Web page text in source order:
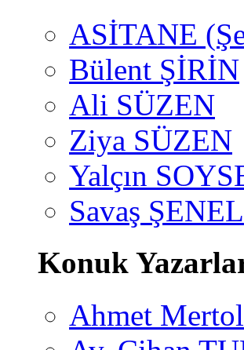
ASİTANE
Bülent ŞİRİN
Ali SÜZEN
Ziya SÜZEN
Yalçın
Savaş ŞENEL
Konuk
Ahmet